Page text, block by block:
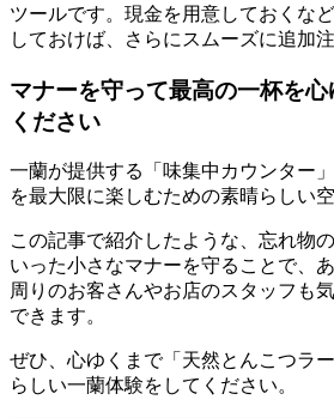
ツールです。 現金を用意しておくな
しておけば、さらにスムーズに追加
マナーを守って最高の一杯を
ください
一蘭が提供する「味集中カウンター
を最大限に楽しむための素晴らしい空
この記事で紹介したような、忘れ物
いった小さなマナーを守ることで、
周りのお客さんやお店のスタッフも
できます。
ぜひ、心ゆくまで「天然とんこつラ
らしい一蘭体験をしてください。